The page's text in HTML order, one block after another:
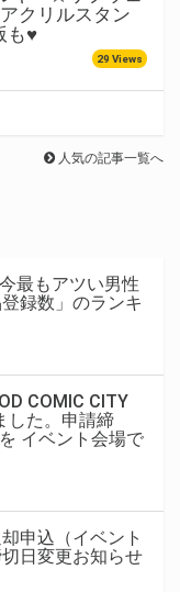
クリルスタン
も♥
29 Views
人気の記事一覧へ
最もアツい男性
録数」のランキ
COMIC CITY
した。申請締
イベント会場で
申込（イベント
日変更お知らせ